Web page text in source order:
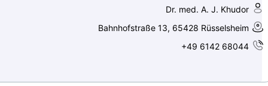
Dr. med. A. J. Khudor
Bahnhofstraße 13, 65428 Rüsselsheim
+49 6142 68044